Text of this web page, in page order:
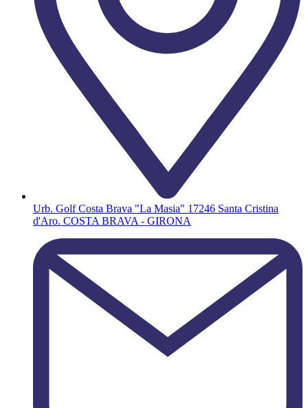
Urb. Golf Costa Brava "La Masia" 17246 Santa Cristina
d'Aro. COSTA BRAVA - GIRONA